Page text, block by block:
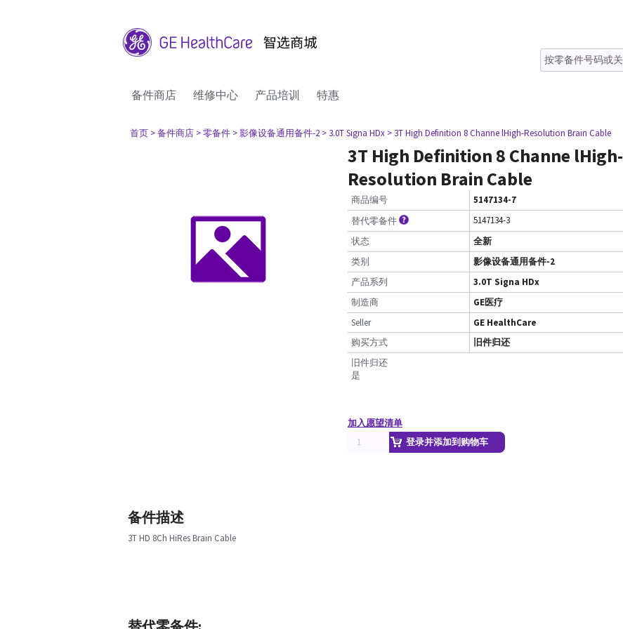
备件商店 维修中心 产品培训 特惠
首页 > 备件商店 > 零备件 > 影像设备通用备件-2 > 3.0T Signa HDx > 3T High Definition 8 Channe lHigh-Resolution Brain Cable
3T High Definition 8 Channe lHigh-
Resolution Brain Cable
商品编号
5147134-7
替代零备件
5147134-3
状态
全新
类别
影像设备通用备件-2
产品系列
3.0T Signa HDx
制造商
GE医疗
Seller
GE HealthCare
购买方式
旧件归还
旧件归还
是
加入愿望清单
登录并添加到购物车
备件描述
3T HD 8Ch HiRes Brain Cable